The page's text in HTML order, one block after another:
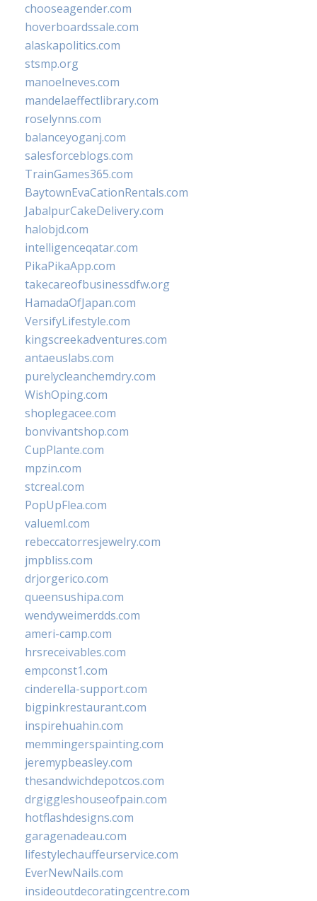
chooseagender.com
hoverboardssale.com
alaskapolitics.com
stsmp.org
manoelneves.com
mandelaeffectlibrary.com
roselynns.com
balanceyoganj.com
salesforceblogs.com
TrainGames365.com
BaytownEvaCationRentals.com
JabalpurCakeDelivery.com
halobjd.com
intelligenceqatar.com
PikaPikaApp.com
takecareofbusinessdfw.org
HamadaOfJapan.com
VersifyLifestyle.com
kingscreekadventures.com
antaeuslabs.com
purelycleanchemdry.com
WishOping.com
shoplegacee.com
bonvivantshop.com
CupPlante.com
mpzin.com
stcreal.com
PopUpFlea.com
valueml.com
rebeccatorresjewelry.com
jmpbliss.com
drjorgerico.com
queensushipa.com
wendyweimerdds.com
ameri-camp.com
hrsreceivables.com
empconst1.com
cinderella-support.com
bigpinkrestaurant.com
inspirehuahin.com
memmingerspainting.com
jeremypbeasley.com
thesandwichdepotcos.com
drgiggleshouseofpain.com
hotflashdesigns.com
garagenadeau.com
lifestylechauffeurservice.com
EverNewNails.com
insideoutdecoratingcentre.com